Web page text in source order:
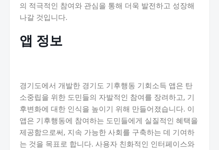
의 적극적인 참여와 관심을 통해 더욱 발전하고 성장해
나갈 것입니다.
앱 정보
경기도에서 개발한 경기도 기후행동 기회소득 앱은 탄
소중립을 위한 도민들의 자발적인 참여를 장려하고, 기
후변화에 대한 인식을 높이기 위해 만들어졌습니다. 이
앱은 기후행동에 참여하는 도민들에게 실질적인 혜택을
제공함으로써, 지속 가능한 사회를 구축하는 데 기여하
는 것을 목표로 합니다. 사용자 친화적인 인터페이스와